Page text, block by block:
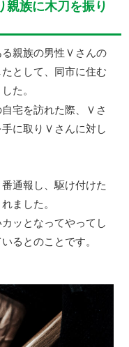
親族に木刀を振り
親族の男性Ｖさんの
として、同市に住む
た。
宅を訪れた際、Ｖさ
に取りＶさんに対し
通報し、駆け付けた
ました。
ッとなってやってし
るとのことです。